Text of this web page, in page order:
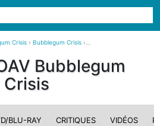
Crisis › Bubblegum Crisis ›
Bubblegum
Crisis
BLU-RAY CRITIQUES VIDÉOS